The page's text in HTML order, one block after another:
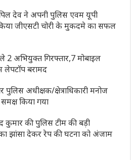
देव ने अपनी पुलिस एवम यूपी
जीएसटी चोरी के मुकदमे का सफल
2 अभियुक्त गिरफ्तार,7 मोबाइल
बरामद
अधीक्षक/क्षेत्राधिकारी मनोज
समक्ष किया गया
कुमार की पुलिस टीम की बड़ी
झांसा देकर रेप की घटना को अंजाम